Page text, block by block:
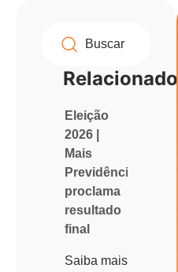
Relacionados
Eleição
2026 |
Mais
Previdência
proclama
resultado
final
Saiba mais